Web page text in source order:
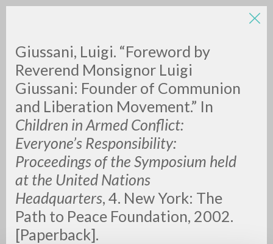
Giussani, Luigi. “Foreword by
Reverend Monsignor Luigi
Giussani: Founder of Communion
and Liberation Movement.” In
Children in Armed Conflict:
Everyone’s Responsibility:
Proceedings of the Symposium held
at the United Nations
Headquarters, 4. New York: The
Path to Peace Foundation, 2002.
[Paperback].
LUIGI
GIUSSANI
scritti